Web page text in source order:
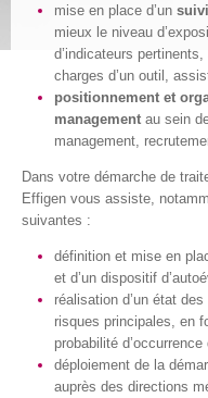
mise en place d’un suivi
mieux le niveau
d’indicateurs
charges d’un outil,
positionnement et
management au sein
management,
Dans votre démarche de
Effigen vous assiste,
suivantes :
définition et mise en
et d’un dispositif
réalisation d’un état
risques principales, en
probabilité
déploiement de la
auprès des directions